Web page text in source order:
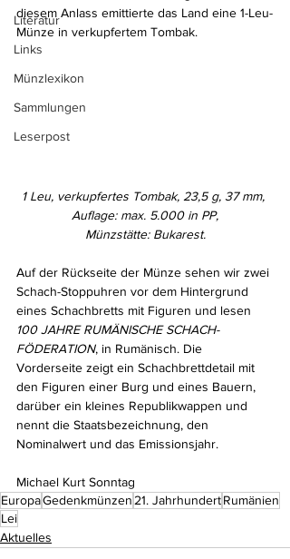
Literatur
Links
Münzlexikon
Sammlungen
Leserpost
diesem Anlass emittierte das Land eine 1-Leu-
Münze in verkupfertem Tombak.
1 Leu, verkupfertes Tombak, 23,5 g, 37 mm,
Auflage: max. 5.000 in PP,
Münzstätte: Bukarest.
Auf der Rückseite der Münze sehen wir zwei
Schach-Stoppuhren vor dem Hintergrund
eines Schachbretts mit Figuren und lesen
100 JAHRE RUMÄNISCHE SCHACH-
FÖDERATION, in Rumänisch. Die
Vorderseite zeigt ein Schachbrettdetail mit
den Figuren einer Burg und eines Bauern,
darüber ein kleines Republikwappen und
nennt die Staatsbezeichnung, den
Nominalwert und das Emissionsjahr.
Michael Kurt Sonntag
EuropaGedenkmünzen 21. JahrhundertRumänien
Lei
Aktuelles